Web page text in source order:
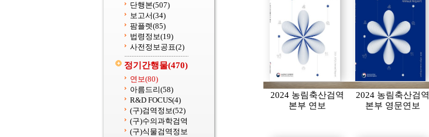
단행본(507)
보고서(34)
팜플렛(85)
법령정보(19)
사전정보공표(2)
정기간행물(470)
연보(80)
아름드리(58)
R&D FOCUS(4)
(구)검역정보(52)
(구)수의과학검역
(구)식물검역정보
2024 농림축산검역
본부 연보
2024 농림축산검역
본부 영문연보